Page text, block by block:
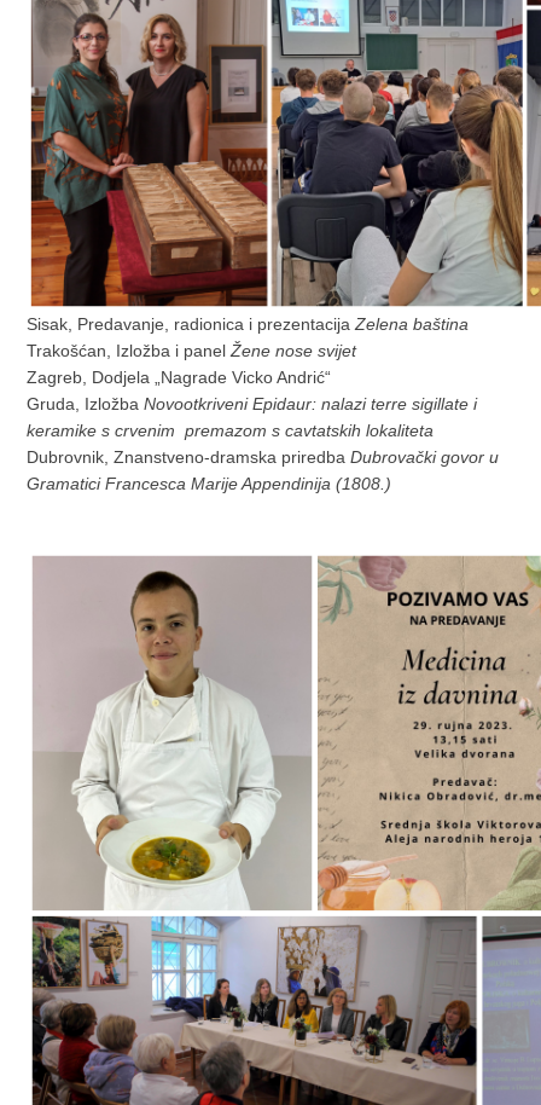
Sisak, Predavanje, radionica i prezentacijaZelena baština
Trakošćan, Izložba i panelŽene nose svijet
Zagreb, Dodjela „Nagrade Vicko Andrić“
Gruda, IzložbaNovootkriveni Epidaur: nalazi terre sigillate i
keramike s crvenim premazom s cavtatskih lokaliteta
Dubrovnik, Znanstveno-dramska priredbaDubrovački govor u
Gramatici Francesca Marije Appendinija (1808.)